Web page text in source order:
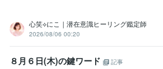
●●小学校 2015年8月 ~ 2019年2月
資格・検定
心笑⟡にこ｜潜在意識ヒーリング鑑定師
2026/08/06 00:20
８月６日(木)の鍵ワード
記事